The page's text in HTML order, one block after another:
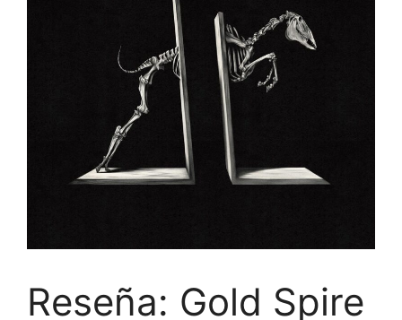
Reseña: Gold Spire